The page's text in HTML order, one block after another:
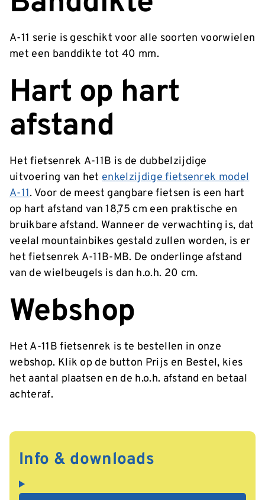
Info & downloads
A-11 serie is geschikt voor alle soorten voorwielen
met een banddikte tot 40 mm.
Hart op hart
afstand
Het fietsenrek A-11B is de dubbelzijdige
uitvoering van hetenkelzijdige fietsenrek model
A-11. Voor de meest gangbare fietsen is een hart
op hart afstand van 18,75 cm een praktische en
bruikbare afstand. Wanneer de verwachting is, dat
veelal mountainbikes gestald zullen worden, is er
het fietsenrek A-11B-MB. De onderlinge afstand
van de wielbeugels is dan h.o.h. 20 cm.
Webshop
Het A-11B fietsenrek is te bestellen in onze
webshop. Klik op de button Prijs en Bestel, kies
het aantal plaatsen en de h.o.h. afstand en betaal
achteraf.